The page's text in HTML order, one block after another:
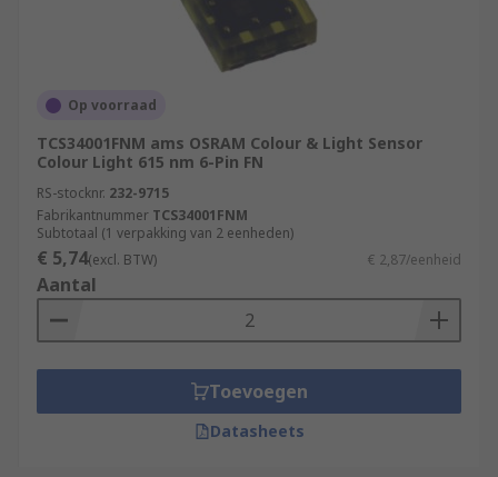
Op voorraad
TCS34001FNM ams OSRAM Colour & Light Sensor
Colour Light 615 nm 6-Pin FN
RS-stocknr. 232-9715
Fabrikantnummer TCS34001FNM
Subtotaal (1 verpakking van 2 eenheden)
€ 5,74(excl. BTW) € 2,87/eenheid
Aantal
Toevoegen
Datasheets